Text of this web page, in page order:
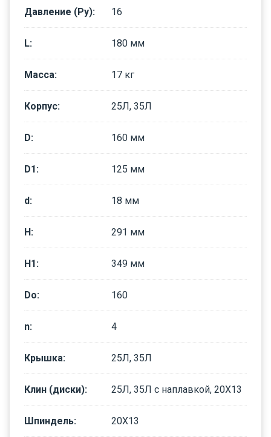
Давление (Ру): 16
L: 180 мм
Масса: 17 кг
Корпус: 25Л, 35Л
D: 160 мм
D1: 125 мм
d: 18 мм
H: 291 мм
H1: 349 мм
Dо: 160
n: 4
Крышка: 25Л, 35Л
Клин (диски): 25Л, 35Л с наплавкой, 20Х13
Шпиндель: 20Х13